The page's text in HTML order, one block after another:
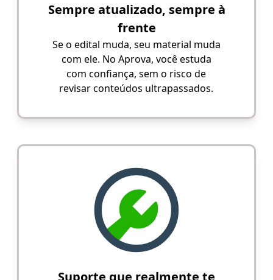
Sempre atualizado, sempre à
frente
Se o edital muda, seu material muda
com ele. No Aprova, você estuda
com confiança, sem o risco de
revisar conteúdos ultrapassados.
Suporte que realmente te